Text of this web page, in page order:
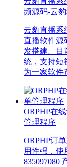
频源码-云
云豹直播系
直播软件源
发搭建。目
统，支持短
为一家软件
ORPHP在
管理程序
ORPHP订
用性强，使
835097080